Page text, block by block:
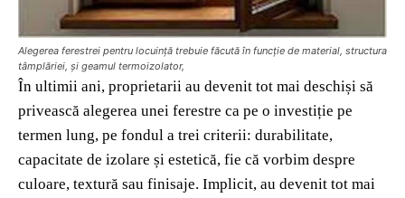
Alegerea ferestrei pentru locuinţă trebuie făcută în funcţie de material, structura
tâmplăriei, şi geamul termoizolator,
În ultimii ani, proprietarii au devenit tot mai deschiși să
privească alegerea unei ferestre ca pe o investiție pe
termen lung, pe fondul a trei criterii: durabilitate,
capacitate de izolare și estetică, fie că vorbim despre
culoare, textură sau finisaje. Implicit, au devenit tot mai